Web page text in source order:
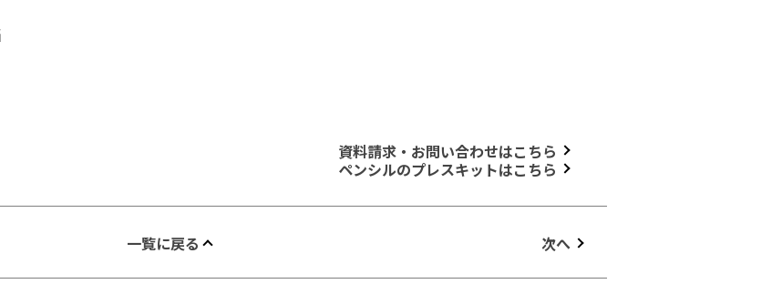
資料請求・お問い合わせはこちら
ペンシルのプレスキットはこちら
一覧に戻る 次へ